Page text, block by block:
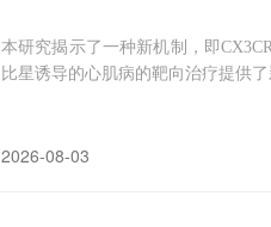
本研究揭示了一种新机制，即
比星诱导的心肌病的靶向治疗提供
2026-08-03